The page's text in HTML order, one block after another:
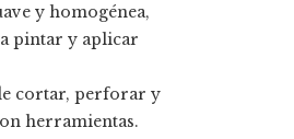
y homogénea,
pintar y aplicar
cortar, perforar y
herramientas.